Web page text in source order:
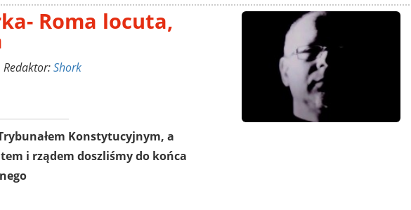
Roma locuta,
Shork
Konstytucyjnym, a
i rządem doszliśmy do końca